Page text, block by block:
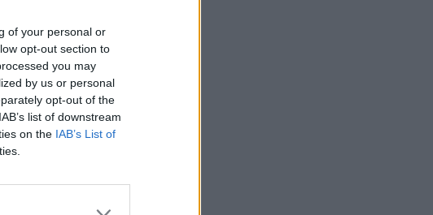
of your personal or
opt-out section to
you may
by us or personal
opt-out of the
list of downstream
on the IAB’s List of